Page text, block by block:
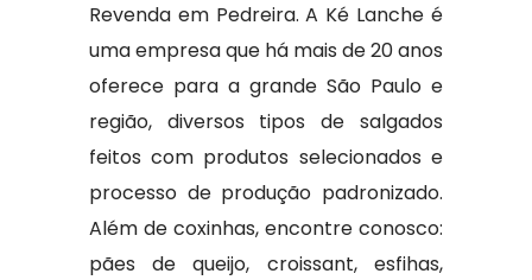
Revenda em Pedreira. A Ké Lanche é
uma empresa que há mais de 20 anos
oferece para a grande São Paulo e
região, diversos tipos de salgados
feitos com produtos selecionados e
processo de produção padronizado.
Além de coxinhas, encontre conosco:
pães de queijo, croissant, esfihas,